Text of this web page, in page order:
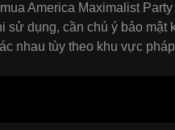
America Maximalist
sử dụng, cần chú ý bảo
nhau tùy theo khu vực